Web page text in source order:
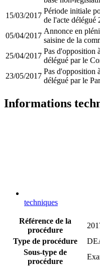
15/03/2017
Période initiale
de l'acte délégué
05/04/2017
Annonce en
saisine de la
25/04/2017
Pas d'opposition
délégué par le
23/05/2017
Pas d'opposition
délégué par le
Informations
techniques
Référence de la
procédure
Type de procédure
Sous-type de
procédure